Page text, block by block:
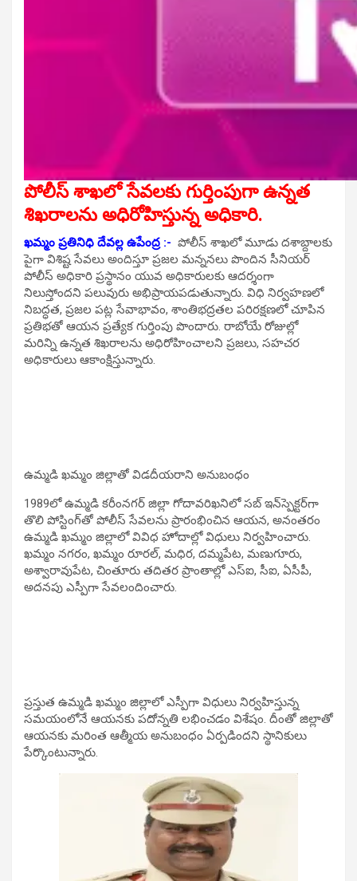
పోలీస్ శాఖలో సేవలకు గుర్తింపుగా ఉన్నత
శిఖరాలను అధిరోహిస్తున్న అధికారి.
ఖమ్మం ప్రతినిధి దేవల్ల ఉపేంద్ర :- పోలీస్ శాఖలో మూడు దశాబ్దాలకు
పైగా విశిష్ట సేవలు అందిస్తూ ప్రజల మన్ననలు పొందిన సీనియర్
పోలీస్ అధికారి ప్రస్థానం యువ అధికారులకు ఆదర్శంగా
నిలుస్తోందని పలువురు అభిప్రాయపడుతున్నారు. విధి నిర్వహణలో
నిబద్ధత, ప్రజల పట్ల సేవాభావం, శాంతిభద్రతల పరిరక్షణలో చూపిన
ప్రతిభతో ఆయన ప్రత్యేక గుర్తింపు పొందారు. రాబోయే రోజుల్లో
మరిన్ని ఉన్నత శిఖరాలను అధిరోహించాలని ప్రజలు, సహచర
అధికారులు ఆకాంక్షిస్తున్నారు.
ఉమ్మడి ఖమ్మం జిల్లాతో విడదీయరాని అనుబంధం
1989లో ఉమ్మడి కరీంనగర్ జిల్లా గోదావరిఖనిలో సబ్‌ ఇన్‌స్పెక్టర్‌గా
తొలి పోస్టింగ్‌తో పోలీస్ సేవలను ప్రారంభించిన ఆయన, అనంతరం
ఉమ్మడి ఖమ్మం జిల్లాలో వివిధ హోదాల్లో విధులు నిర్వహించారు.
ఖమ్మం నగరం, ఖమ్మం రూరల్, మధిర, దమ్మపేట, మణుగూరు,
అశ్వారావుపేట, చింతూరు తదితర ప్రాంతాల్లో ఎస్ఐ, సీఐ, ఏసీపీ,
అదనపు ఎస్పీగా సేవలందించారు.
ప్రస్తుత ఉమ్మడి ఖమ్మం జిల్లాలో ఎస్పీగా విధులు నిర్వహిస్తున్న
సమయంలోనే ఆయనకు పదోన్నతి లభించడం విశేషం. దీంతో జిల్లాతో
ఆయనకు మరింత ఆత్మీయ అనుబంధం ఏర్పడిందని స్థానికులు
పేర్కొంటున్నారు.